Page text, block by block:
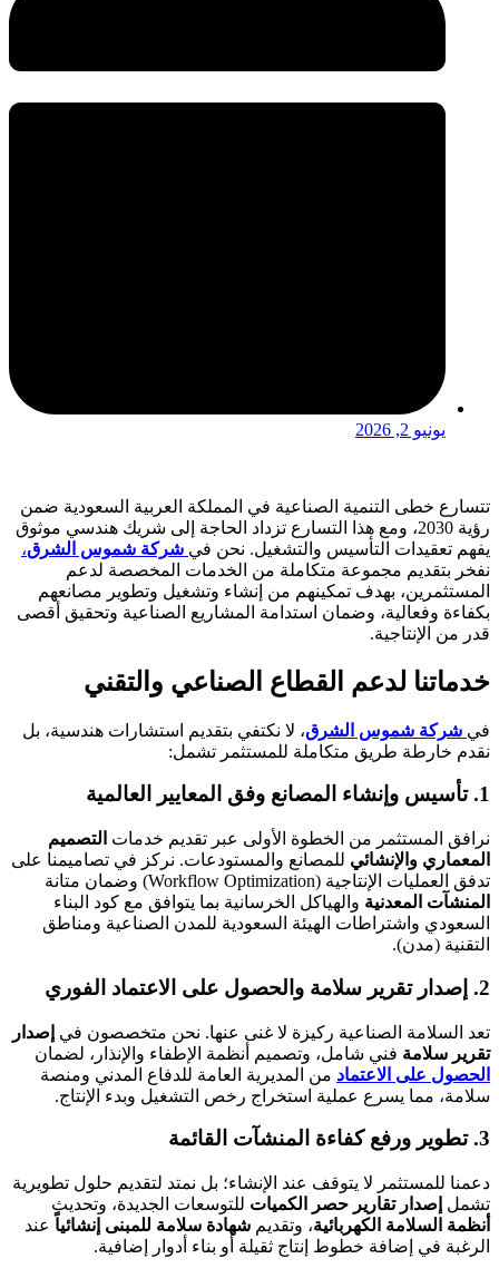
يونيو 2, 2026
تتسارع خطى التنمية الصناعية في المملكة العربية السعودية ضمن
رؤية 2030، ومع هذا التسارع تزداد الحاجة إلى شريك هندسي موثوق
يفهم تعقيدات التأسيس والتشغيل. نحن في شركة شموس الشرق،
نفخر بتقديم مجموعة متكاملة من الخدمات المخصصة لدعم
المستثمرين، بهدف تمكينهم من إنشاء وتشغيل وتطوير مصانعهم
بكفاءة وفعالية، وضمان استدامة المشاريع الصناعية وتحقيق أقصى
قدر من الإنتاجية.
خدماتنا لدعم القطاع الصناعي والتقني
في شركة شموس الشرق، لا نكتفي بتقديم استشارات هندسية، بل
نقدم خارطة طريق متكاملة للمستثمر تشمل:
1. تأسيس وإنشاء المصانع وفق المعايير العالمية
نرافق المستثمر من الخطوة الأولى عبر تقديم خدمات التصميم
المعماري والإنشائي للمصانع والمستودعات. نركز في تصاميمنا على
تدفق العمليات الإنتاجية (Workflow Optimization) وضمان متانة
المنشآت المعدنية والهياكل الخرسانية بما يتوافق مع كود البناء
السعودي واشتراطات الهيئة السعودية للمدن الصناعية ومناطق
التقنية (مدن).
2. إصدار تقرير سلامة والحصول على الاعتماد الفوري
تعد السلامة الصناعية ركيزة لا غنى عنها. نحن متخصصون في إصدار
تقرير سلامة فني شامل، وتصميم أنظمة الإطفاء والإنذار، لضمان
الحصول على الاعتماد من المديرية العامة للدفاع المدني ومنصة
سلامة، مما يسرع عملية استخراج رخص التشغيل وبدء الإنتاج.
3. تطوير ورفع كفاءة المنشآت القائمة
دعمنا للمستثمر لا يتوقف عند الإنشاء؛ بل نمتد لتقديم حلول تطويرية
تشمل إصدار تقارير حصر الكميات للتوسعات الجديدة، وتحديث
أنظمة السلامة الكهربائية، وتقديم شهادة سلامة للمبنى إنشائياً عند
الرغبة في إضافة خطوط إنتاج ثقيلة أو بناء أدوار إضافية.